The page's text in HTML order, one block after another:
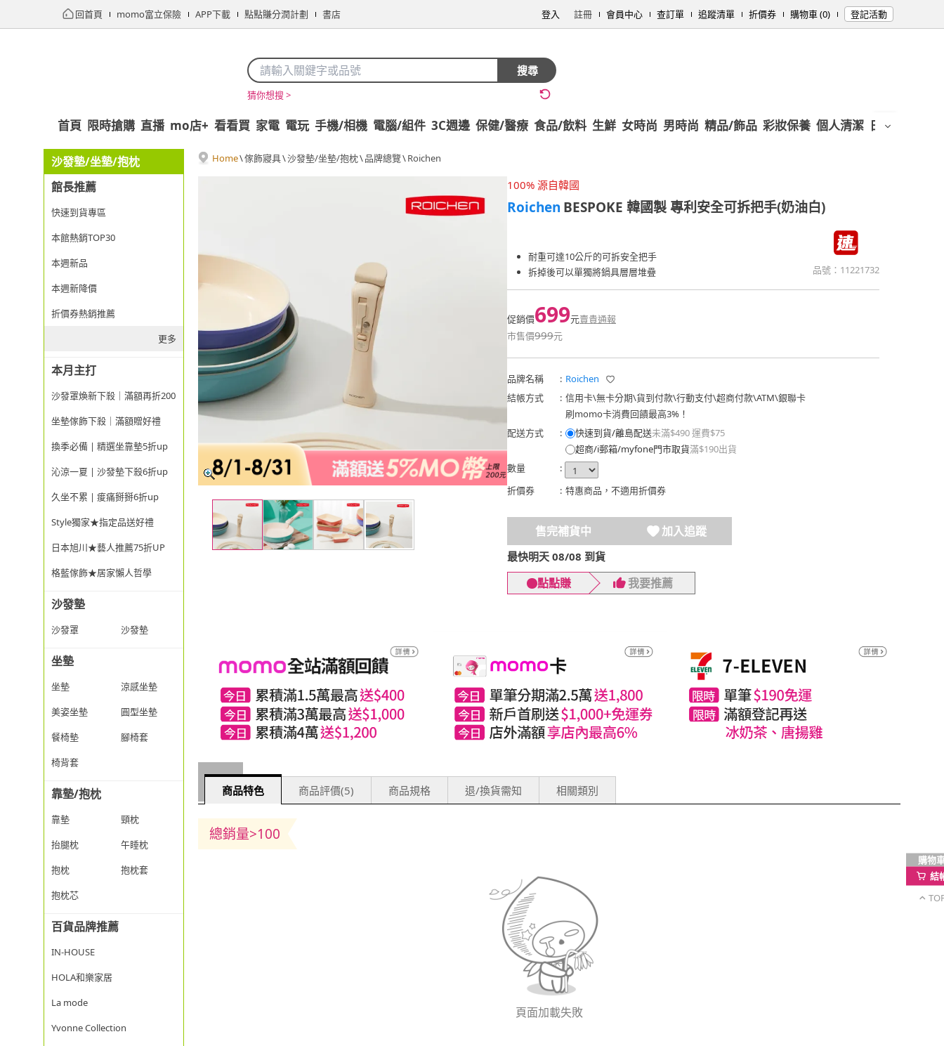
回首頁 momo富立保險 APP下載 點點賺分潤計劃 書店 登入 註冊 會員中心 查訂單 追蹤清單 折價券 購物車 (0) 登記活動
搜尋
猜你想搜 >
首頁 限時搶購 直播 mo店+ 看看買 家電 電玩 手機/相機 電腦/組件 3C週邊 保健/醫療 食品/飲料 生鮮 女時尚 男時尚 精品/飾品 彩妝保養 個人清潔 日用/紙品
沙發墊/坐墊/抱枕
館長推薦
快速到貨專區
本館熱銷TOP30
本週新品
本週新降價
折價券熱銷推薦
更多
本月主打
沙發罩煥新下殺｜滿額再折200
坐墊傢飾下殺｜滿額贈好禮
換季必備 | 精選坐靠墊5折up
沁涼一夏 | 沙發墊下殺6折up
久坐不累 | 痠痛掰掰6折up
Style獨家★指定品送好禮
日本旭川★藝人推薦75折UP
格藍傢飾★居家懶人哲學
沙發墊
沙發罩 沙發墊
坐墊
坐墊
涼感坐墊
美姿坐墊
圓型坐墊
餐椅墊
腳椅套
椅背套
靠墊/抱枕
靠墊
頸枕
抬腿枕
午睡枕
抱枕
抱枕套
抱枕芯
百貨品牌推薦
IN-HOUSE
HOLA和樂家居
La mode
Yvonne Collection
Home\傢飾寢具\沙發墊/坐墊/抱枕\品牌總覽\Roichen
100% 源自韓國
Roichen BESPOKE 韓國製 專利安全可拆把手(奶油白)
耐重可達10公斤的可拆安全把手
拆掉後可以單獨將鍋具層層堆疊
品號： 11221732
促銷價699元賣貴通報
市售價999元
品牌名稱 : Roichen
結帳方式
: 信用卡\無卡分期\貨到付款\行動支付\超商付款\ATM\銀聯卡
刷momo卡消費回饋最高3%！
配送方式
: 快速到貨/離島配送未滿$490 運費$75
超商/i郵箱/myfone門市取貨滿$190出貨
數量
:
折價券
: 特惠商品，不適用折價券
售完補貨中 加入追蹤
最快明天 08/08 到貨
點點賺 我要推薦
商品特色 商品評價(5) 商品規格 退/換貨需知 相關類別
總銷量>100
頁面加載失敗
購物
結